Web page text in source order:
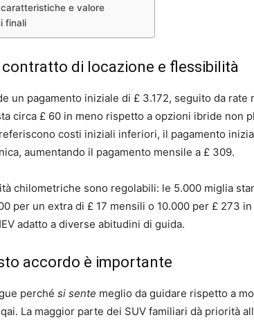
e valore
finali
di locazione e flessibilità
un pagamento iniziale di £ 3.172, seguito da
circa £ 60 in meno rispetto a opzioni ibride non
costi iniziali inferiori, il pagamento
aumentando il pagamento mensile a £ 309.
chilometriche sono regolabili: le 5.000 miglia
per un extra di £ 17 mensili o 10.000 per £ 273
adatto a diverse abitudini di guida.
accordo è importante
perché si sente meglio da guidare rispetto a
La maggior parte dei SUV familiari dà priorità